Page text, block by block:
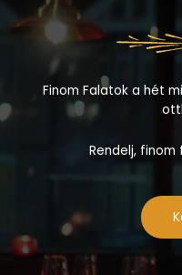
Finom Falatok a hét
Rendelj,